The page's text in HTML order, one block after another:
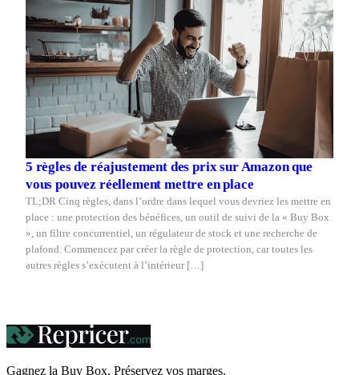
5 règles de réajustement des prix sur Amazon que
vous pouvez réellement mettre en place
TL;DR Cinq règles, dans l’ordre dans lequel vous devriez les mettre en
place : une protection des bénéfices, un outil de suivi de la « Buy Box
», un filtre concurrentiel, un régulateur de stock et une recherche de
plafond. Commencez par créer la règle de protection, car toutes les
autres règles s’exécutent à l’intérieur […]
Gagnez la Buy Box. Préservez vos marges.